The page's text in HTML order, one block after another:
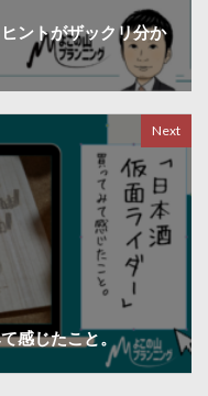
ントがザックリ分か
Next
感じたこと。